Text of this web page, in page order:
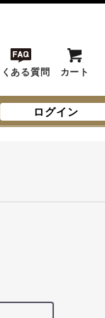
ある質問 カート
ログイン